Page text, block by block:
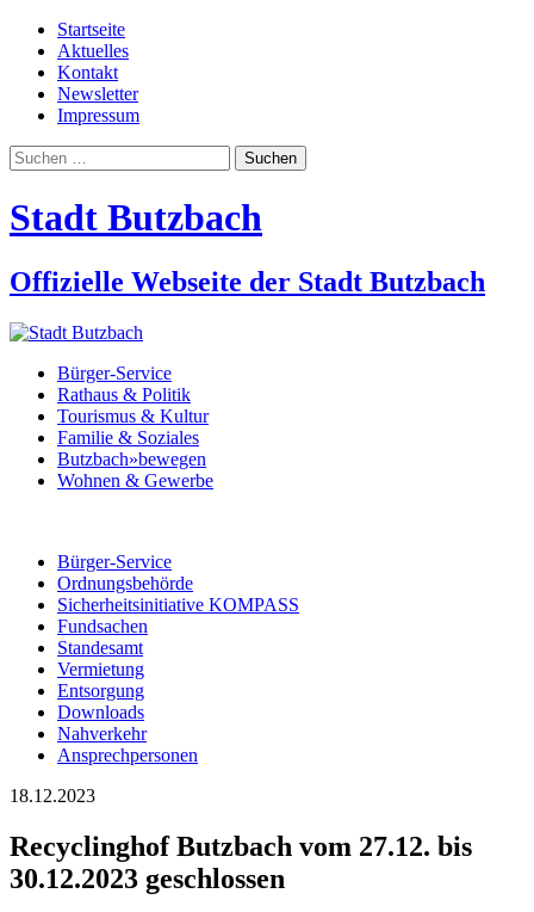
Startseite
Aktuelles
Kontakt
Newsletter
Impressum
Suchen
nach:
Stadt Butzbach
Offizielle Webseite der Stadt Butzbach
Bürger-Service
Rathaus & Politik
Tourismus & Kultur
Familie & Soziales
Butzbach»bewegen
Wohnen & Gewerbe
Bürger-Service
Ordnungsbehörde
Sicherheitsinitiative KOMPASS
Fundsachen
Standesamt
Vermietung
Entsorgung
Downloads
Nahverkehr
Ansprechpersonen
18.12.2023
Recyclinghof Butzbach vom 27.12. bis
30.12.2023 geschlossen